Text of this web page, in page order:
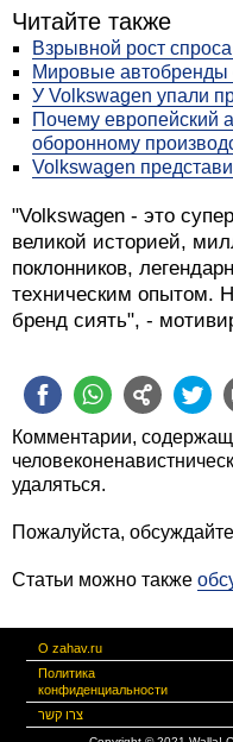
Читайте также
Взрывной рост
Мировые
У Volkswagen упали
Почему европейский
оборонному
Volkswagen
"Volkswagen - это
великой историей,
поклонников,
техническим опытом.
бренд сиять", -
Комментарии,
удаляться.
Пожалуйста,
Статьи можно также
О zahav.ru
Политика
конфиденциальности
צרו קשר